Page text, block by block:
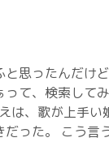
と思ったんだけ
て、検索して
は、歌が上手
った。 こう言